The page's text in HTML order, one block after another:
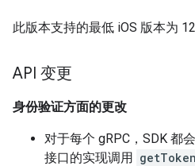
此版本支持的最低 iOS 版本为
API 变更
身份验证方面的更改
对于每个 gRPC，SDK 都
接口的实现调用